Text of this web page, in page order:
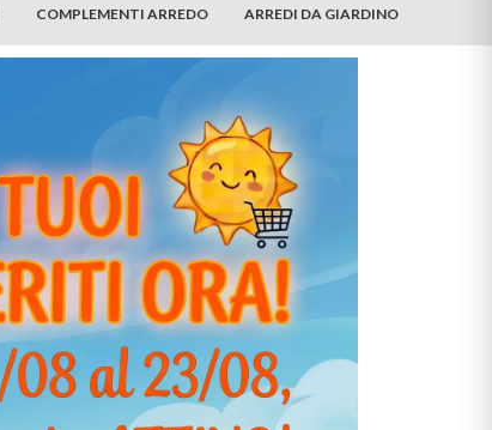
COMPLEMENTI ARREDO ARREDI DA GIARDINO